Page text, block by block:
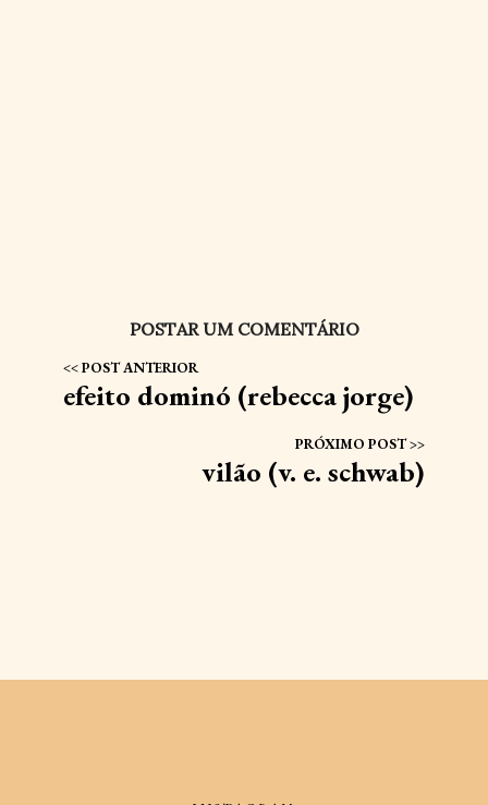
POSTAR UM COMENTÁRIO
efeito dominó (rebecca jorge)
vilão (v. e. schwab)